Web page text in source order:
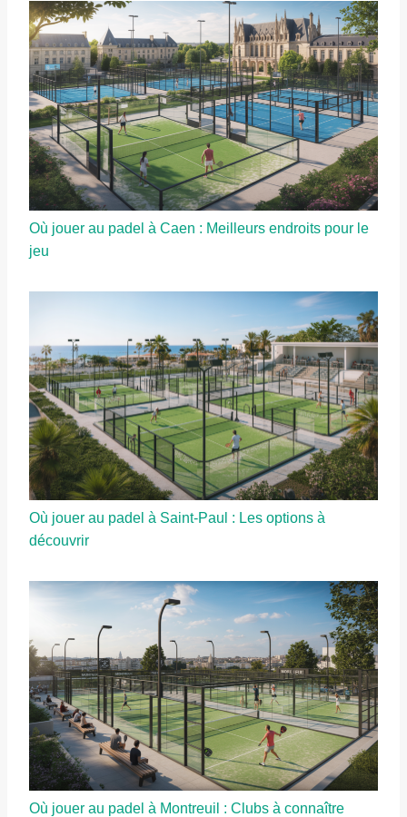
Où jouer au padel à Caen : Meilleurs endroits pour le
jeu
Où jouer au padel à Saint-Paul : Les options à
découvrir
Où jouer au padel à Montreuil : Clubs à connaître